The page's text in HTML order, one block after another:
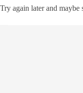
Try again later and